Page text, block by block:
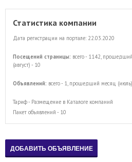
Статистика компании
Дата регистрации на портале: 22.03.2020
Посещений страницы: всего - 1142,
(август) - 10
Объявлений: всего - 1, прошедший месяц
Тариф - Размещение в Каталоге компаний
Пакет объявлений - 10